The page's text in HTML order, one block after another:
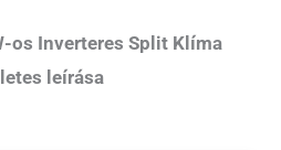
os Inverteres Split Klíma
leírása